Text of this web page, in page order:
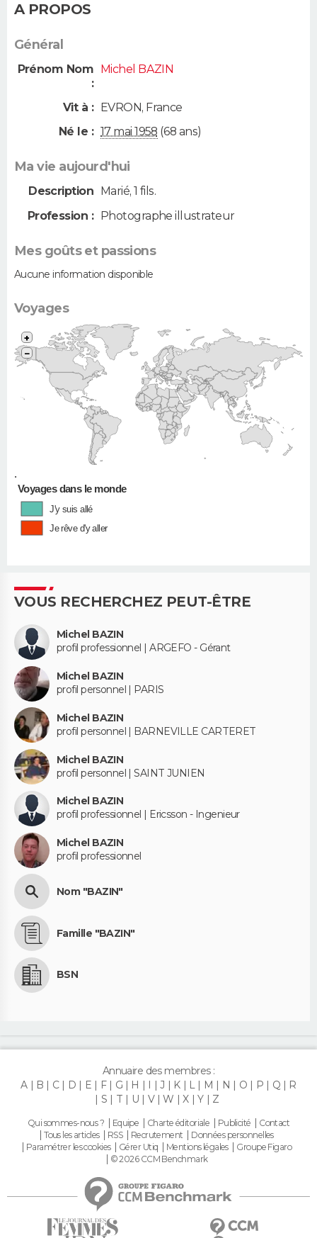
A PROPOS
Général
Prénom Nom
:
Michel BAZIN
Vit à : EVRON, France
Né le : 17 mai 1958 (68 ans)
Ma vie aujourd'hui
Description Marié, 1 fils.
Profession : Photographe illustrateur
Mes goûts et passions
Aucune information disponible
Voyages
•
+
−
Voyages dans le monde
J'y suis allé
Je rêve d'y aller
VOUS RECHERCHEZ PEUT-ÊTRE
Michel BAZIN
profil professionnel | ARGEFO - Gérant
Michel BAZIN
profil personnel | PARIS
Michel BAZIN
profil personnel | BARNEVILLE CARTERET
Michel BAZIN
profil personnel | SAINT JUNIEN
Michel BAZIN
profil professionnel | Ericsson - Ingenieur
Michel BAZIN
profil professionnel
Nom "BAZIN"
Famille "BAZIN"
BSN
Annuaire des membres :
A
B C D E F G H I J K L M N O P Q
R
S
T U V W X Y Z
Qui sommes-nous ? Equipe Charte éditoriale Publicité
Contact
Tous les articles
RSS Recrutement
Données personnelles
Paramétrer les cookies
Gérer Utiq Mentions légales
Groupe Figaro
© 2026 CCM Benchmark